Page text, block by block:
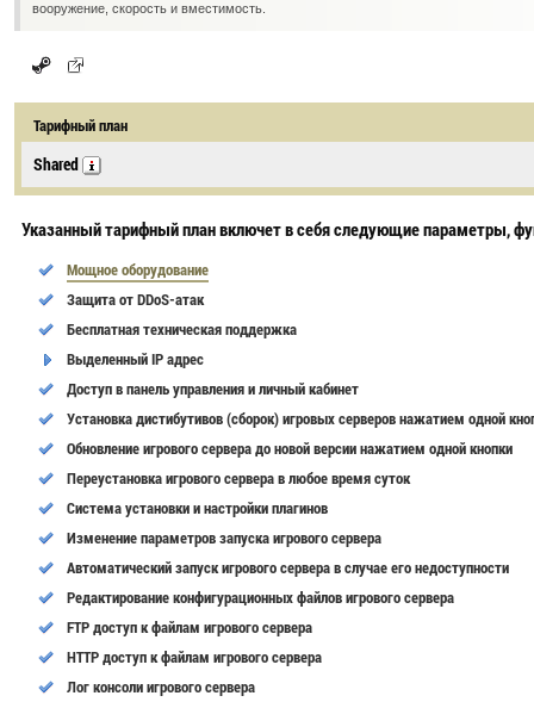
вооружение, скорость и вместимость.
Тарифный план
Shared
Указанный тарифный план включет в себя следующие параметры,
Мощное оборудование
Защита от DDoS-атак
Бесплатная техническая поддержка
Выделенный IP адрес
Доступ в панель управления и личный кабинет
Установка дистибутивов (сборок) игровых серверов нажатием одной
Обновление игрового сервера до новой версии нажатием одной кнопки
Переустановка игрового сервера в любое время суток
Cистема установки и настройки плагинов
Изменение параметров запуска игрового сервера
Автоматический запуск игрового сервера в случае его недоступности
Редактирование конфигурационных файлов игрового сервера
FTP доступ к файлам игрового сервера
HTTP доступ к файлам игрового сервера
Лог консоли игрового сервера